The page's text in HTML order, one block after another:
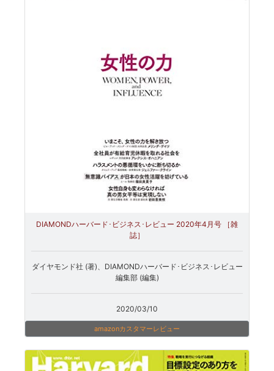
DIAMONDハーバード･ビジネス･レビュー 2020年4月号 ［雑
誌］
ダイヤモンド社 (著)、DIAMONDハーバード･ビジネス･レビュー
編集部 (編集)
2020/03/10
amazonカスタマーレビュー